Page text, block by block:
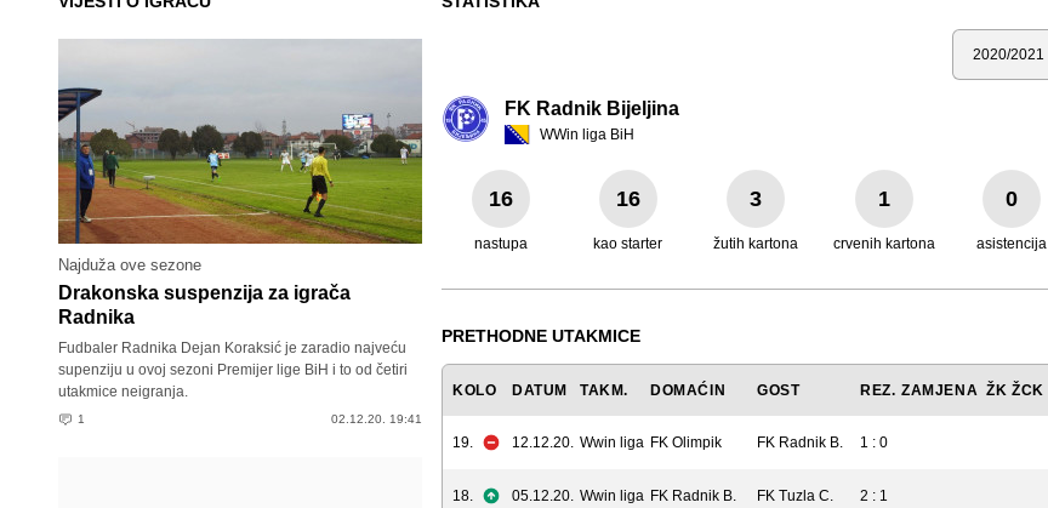
Najduža ove sezone
Drakonska suspenzija za igrača
Radnika
Fudbaler Radnika Dejan Koraksić je zaradio najveću
supenziju u ovoj sezoni Premijer lige BiH i to od četiri
utakmice neigranja.
1 02.12.20. 19:41
Sezona
FK Radnik Bijeljina
WWin liga BiH
16
nastupa
16
kao starter
3
žutih kartona
1
crvenih kartona
0
asistencija
PRETHODNE UTAKMICE
KOLO DATUM TAKM. DOMAĆIN GOST REZ. ZAMJENA ŽK ŽCK
19. 12.12.20. Wwin liga FK Olimpik FK Radnik B. 1 : 0
18. 05.12.20. Wwin liga FK Radnik B. FK Tuzla C. 2 : 1